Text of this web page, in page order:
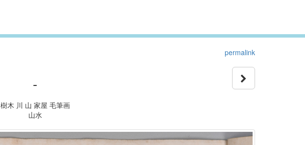
permalink
-
樹木 川 山 家屋 毛筆画
山水